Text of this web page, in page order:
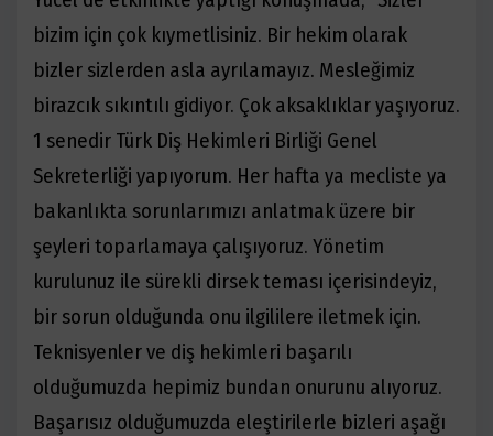
bizim için çok kıymetlisiniz. Bir hekim olarak
bizler sizlerden asla ayrılamayız. Mesleğimiz
birazcık sıkıntılı gidiyor. Çok aksaklıklar yaşıyoruz.
1 senedir Türk Diş Hekimleri Birliği Genel
Sekreterliği yapıyorum. Her hafta ya mecliste ya
bakanlıkta sorunlarımızı anlatmak üzere bir
şeyleri toparlamaya çalışıyoruz. Yönetim
kurulunuz ile sürekli dirsek teması içerisindeyiz,
bir sorun olduğunda onu ilgililere iletmek için.
Teknisyenler ve diş hekimleri başarılı
olduğumuzda hepimiz bundan onurunu alıyoruz.
Başarısız olduğumuzda eleştirilerle bizleri aşağı